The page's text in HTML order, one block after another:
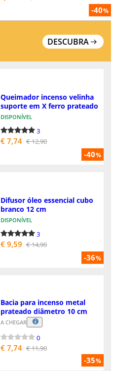
-40%
DESCUBRA
-40%
Queimador incenso velinha
suporte em X ferro prateado
DISPONÍVEL
3
€ 7,74 € 12,90
-36%
Difusor óleo essencial cubo
branco 12 cm
DISPONÍVEL
3
€ 9,59 € 14,90
-35%
Bacia para incenso metal
prateado diâmetro 10 cm
A CHEGAR
0
€ 7,74 € 11,90